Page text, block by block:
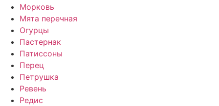
Морковь
Мята перечная
Огурцы
Пастернак
Патиссоны
Перец
Петрушка
Ревень
Редис